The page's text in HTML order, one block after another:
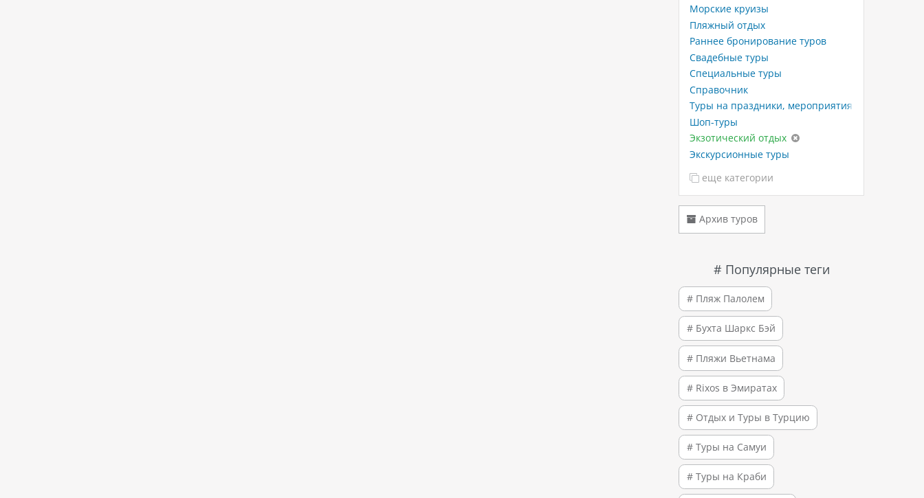
Морские круизы
Пляжный отдых
Раннее бронирование туров
Свадебные туры
Специальные туры
Справочник
Туры на праздники, мероприятия
Шоп-туры
Экзотический отдых
Экскурсионные туры
еще категории
Архив туров
# Популярные теги
# Пляж Палолем
# Бухта Шаркс Бэй
# Пляжи Вьетнама
# Rixos в Эмиратах
# Отдых и Туры в Турцию
# Туры на Самуи
# Туры на Краби